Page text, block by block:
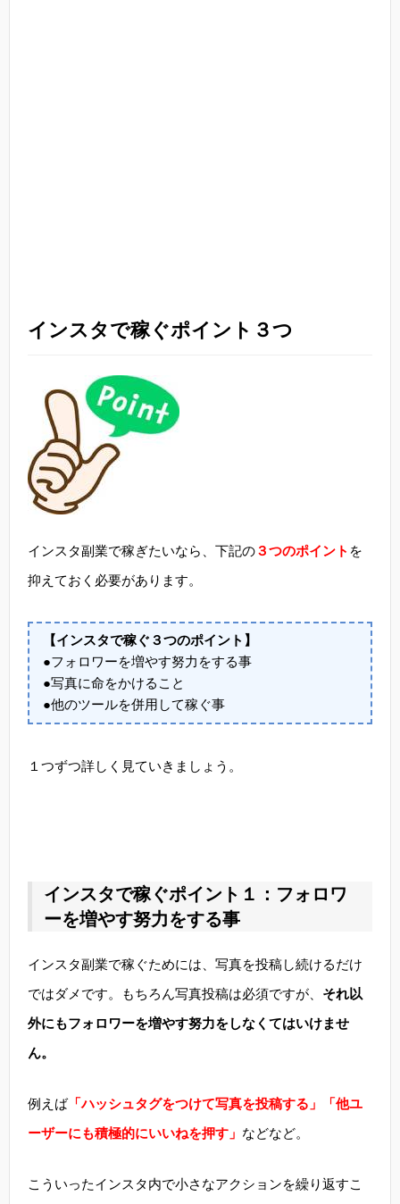
インスタで稼ぐポイント３つ
インスタ副業で稼ぎたいなら、下記の３つのポイント を
抑えておく必要があります。
【インスタで稼ぐ３つのポイント】
●フォロワーを増やす努力をする事
●写真に命をかけること
●他のツールを併用して稼ぐ事
１つずつ詳しく見ていきましょう。
インスタで稼ぐポイント１：フォロワ
ーを増やす努力をする事
インスタ副業で稼ぐためには、写真を投稿し続けるだけ
ではダメです。もちろん写真投稿は必須ですが、 それ以
外にもフォロワーを増やす努力をしなくてはいけませ
ん。
例えば「ハッシュタグをつけて写真を投稿する」「他ユ
ーザーにも積極的にいいねを押す」 などなど。
こういったインスタ内で小さなアクションを繰り返すこ